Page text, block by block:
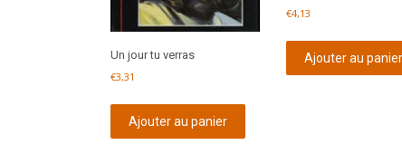
Un jour tu verras
€3,31
Ajouter au panier
€4,13
Ajouter au panier